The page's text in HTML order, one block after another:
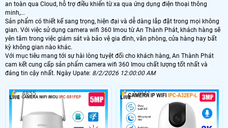
an toàn qua Cloud, hỗ trợ điều khiển từ xa qua ứng dụng điện thoại thông
minh,...
Sản phẩm có thiết kế sang trọng, hiện đại và dễ dàng lắp đặt trong mọi không
gian. Với việc sử dụng camera wifi 360 Imou từ An Thành Phát, khách hàng sẽ
yên tâm trong việc giám sát và bảo vệ gia đình, văn phòng, cửa hàng hay bất
kỳ không gian nào khác.
Với mục tiêu mang tới sự hài lòng tuyệt đối cho khách hàng, An Thành Phát
cam kết cung cấp sản phẩm camera wifi 360 Imou chất lượng tốt nhất và
đáng tin cậy nhất. Ngày Upate: 8/2/2026 12:00:00 AM
4855 12841